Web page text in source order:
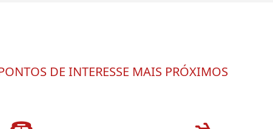
DE INTERESSE MAIS PRÓXIMOS